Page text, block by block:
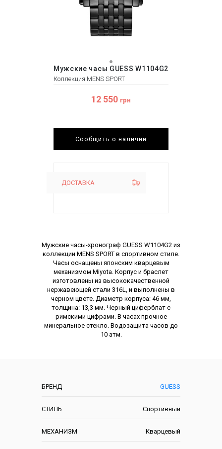
Мужские часы GUESS W1104G2
Коллекция MENS SPORT
12 550 грн
Сообщить о наличии
ДОСТАВКА
БРЕНД GUESS
СТИЛЬ Спортивный
МЕХАНИЗМ Кварцевый
Описание
Мужские часы-хронограф GUESS W1104G2 из
коллекции MENS SPORT в спортивном стиле.
Часы оснащены японским кварцевым
механизмом Miyota. Корпус и браслет
изготовлены из высококачественной
нержавеющей стали 316L, и выполнены в
черном цвете. Диаметр корпуса: 46 мм,
толщина: 13,3 мм. Черный циферблат с
римскими цифрами. В часах прочное
минеральное стекло. Водозащита часов до
10 атм.